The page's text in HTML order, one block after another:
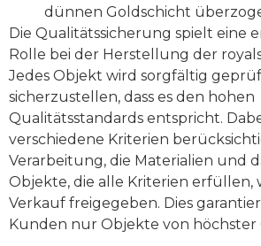
dünnen Goldschicht
Die Qualitätssicherung spielt eine
Rolle bei der Herstellung der
Jedes Objekt wird sorgfältig
sicherzustellen, dass es den hohen
Qualitätsstandards entspricht.
verschiedene Kriterien
Verarbeitung, die Materialien und
Objekte, die alle Kriterien erfüllen,
Verkauf freigegeben. Dies
Kunden nur Objekte von